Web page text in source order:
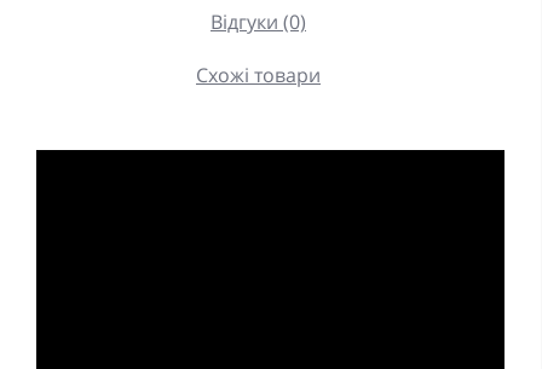
Відгуки (0)
Схожі товари